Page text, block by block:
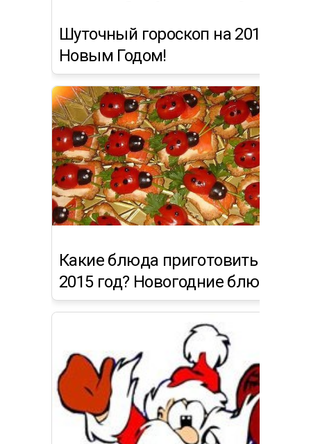
Шуточный гороскоп на 2015 год
Новым Годом!
Какие блюда приготовить на
2015 год? Новогодние блюда